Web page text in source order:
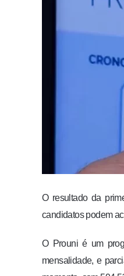
O resultado da
candidatos podem
O Prouni é um
mensalidade, e